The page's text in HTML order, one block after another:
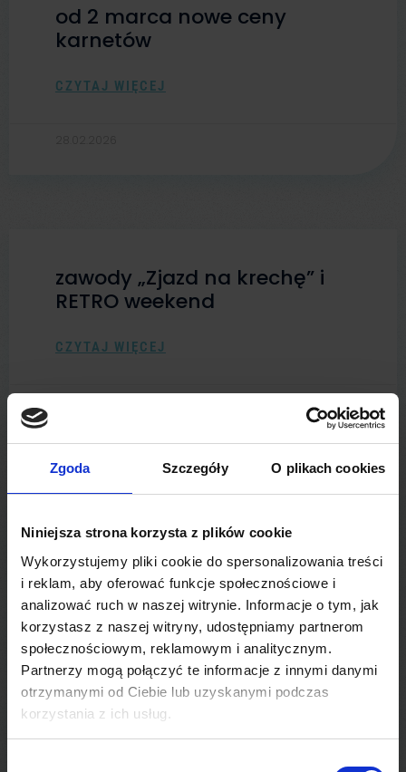
Zgoda Szczegóły O plikach cookies
Niniejsza strona korzysta z plików cookie
Wykorzystujemy pliki cookie do spersonalizowania treści
i reklam, aby oferować funkcje społecznościowe i
analizować ruch w naszej witrynie. Informacje o tym, jak
korzystasz z naszej witryny, udostępniamy partnerom
społecznościowym, reklamowym i analitycznym.
Partnerzy mogą połączyć te informacje z innymi danymi
otrzymanymi od Ciebie lub uzyskanymi podczas
korzystania z ich usług.
od 2 marca nowe ceny
karnetów
CZYTAJ WIĘCEJ
zawody „Zjazd na krechę” i
RETRO weekend
CZYTAJ WIĘCEJ
SYLWESTER NA STOKU 2025
SYLWESTROWE szusowanie na Kiczerze 31
grudnia będziemy otwarci od 9:00 do 1:00 w
nocy z małą przerwą na powitanie Nowego
Roku Karnet Sylwestrowy (18:00-1:00) 110zł
pozostałe karnety działać będą tylko do
godz 21:00
CZYTAJ WIĘCEJ